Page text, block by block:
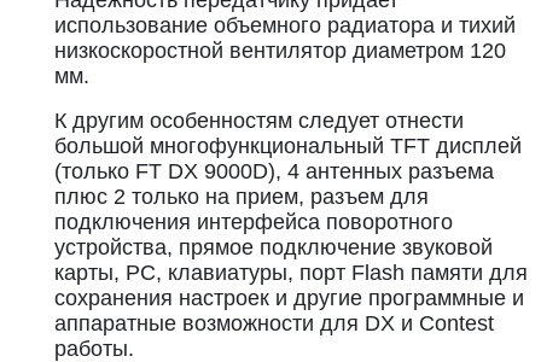
использование объемного радиатора и тихий
низкоскоростной вентилятор диаметром 120
мм.
К другим особенностям следует отнести
большой многофункциональный TFT дисплей
(только FT DX 9000D), 4 антенных разъема
плюс 2 только на прием, разъем для
подключения интерфейса поворотного
устройства, прямое подключение звуковой
карты, РС, клавиатуры, порт Flash памяти для
сохранения настроек и другие программные и
аппаратные возможности для DX и Contest
работы.